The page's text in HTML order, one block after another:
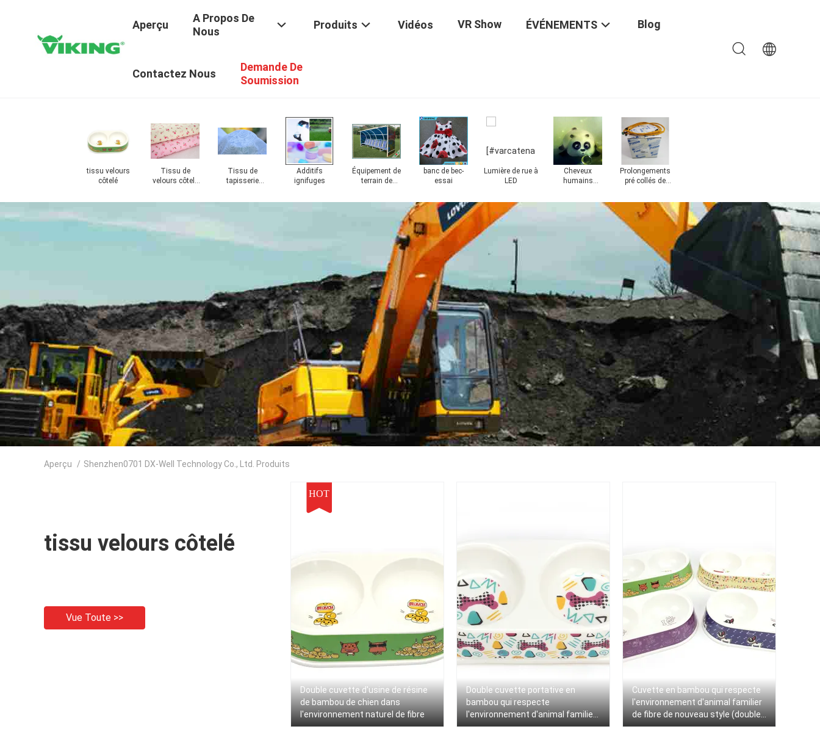
Aperçu
A Propos De
Nous
Produits Vidéos VR Show ÉVÉNEMENTS Blog
Contactez Nous
Demande De
Soumission
tissu velours
côtelé
Tissu de
velours côtelé
Tissu de
tapisserie
de jacquard
Additifs
ignifuges
Équipement de
terrain de
banc de bec-
essai
Lumière de rue à
LED
Cheveux
humains
Prolongements
pré collés de
Aperçu / Shenzhen0701 DX-Well Technology Co., Ltd. Produits
tissu velours côtelé
Vue Toute >>
HOT
Double cuvette d'usine de résine
de bambou de chien dans
l'environnement naturel de fibre
Double cuvette portative en
bambou qui respecte
l'environnement d'animal familier
pour le chien et l'animal familier
Cuvette en bambou qui respecte
l'environnement d'animal familier
de fibre de nouveau style (double
cuvette)